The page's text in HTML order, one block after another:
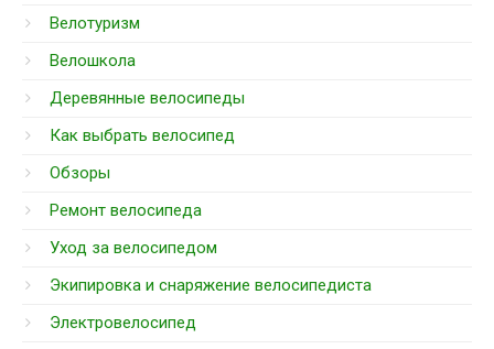
Велотуризм
Велошкола
Деревянные велосипеды
Как выбрать велосипед
Обзоры
Ремонт велосипеда
Уход за велосипедом
Экипировка и снаряжение велосипедиста
Электровелосипед